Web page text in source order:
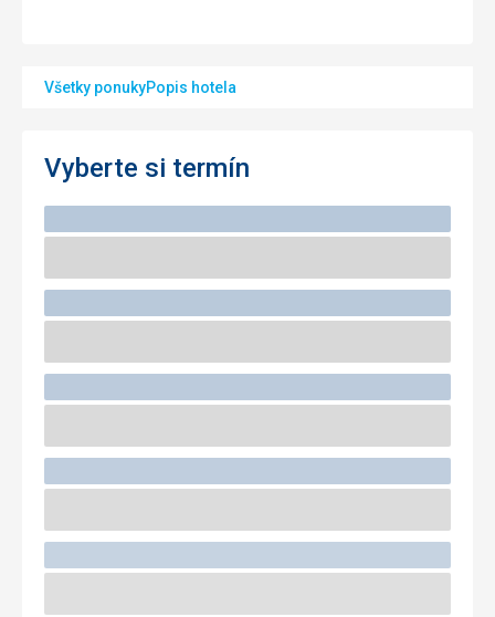
Všetky ponukyPopis hotela
Vyberte si termín